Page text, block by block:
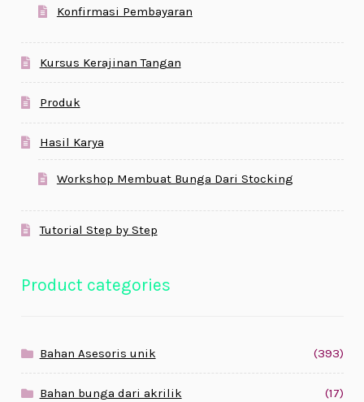
Konfirmasi Pembayaran
Kursus Kerajinan Tangan
Produk
Hasil Karya
Workshop Membuat Bunga Dari Stocking
Tutorial Step by Step
Product categories
Bahan Asesoris unik (393)
Bahan bunga dari akrilik (17)